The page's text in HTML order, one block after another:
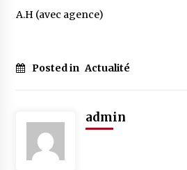
A.H (avec agence)
Posted in Actualité
admin